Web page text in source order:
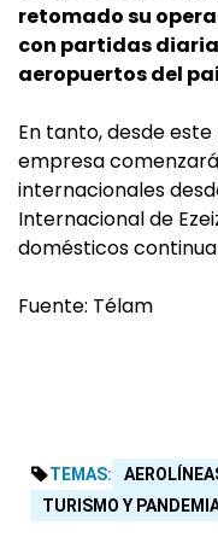
retomado su
con partidas
aeropuertos del
En tanto, desde
empresa
internacionales
Internacional de
domésticos
Fuente: Télam
TEMAS:
TURISMO Y